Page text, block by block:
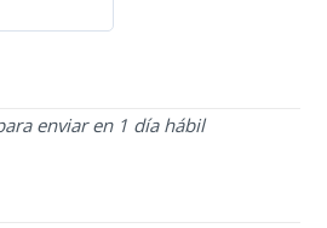
enviar en 1 día hábil